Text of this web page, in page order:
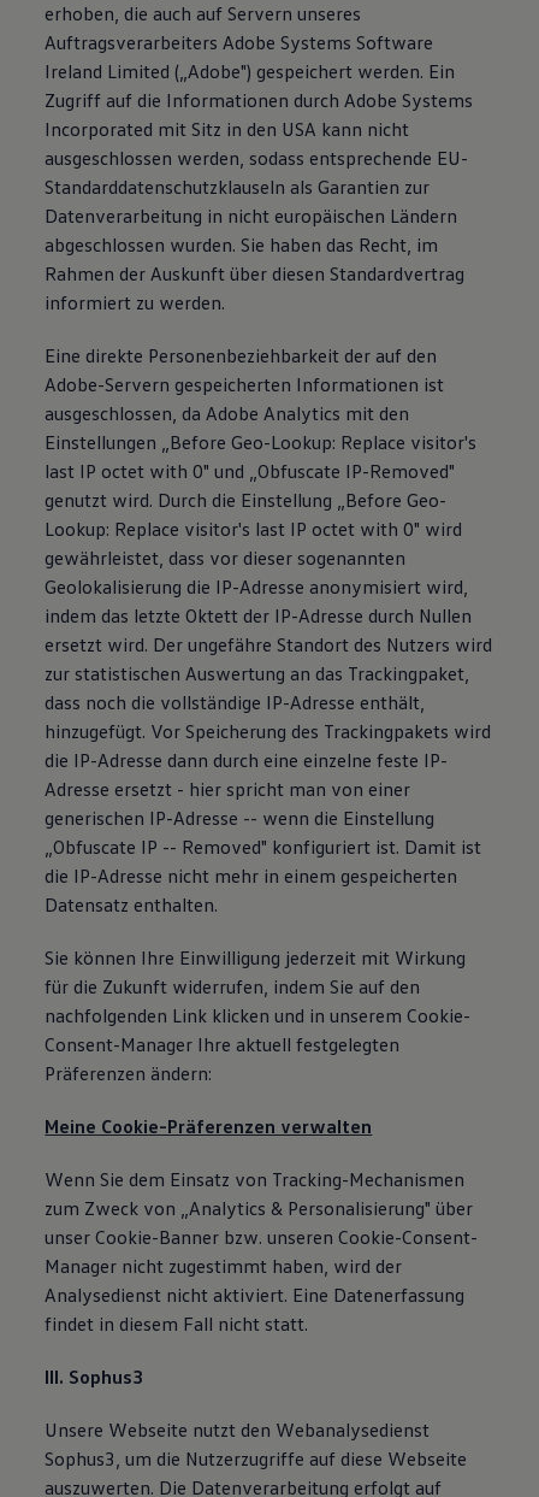
erhoben, die auch auf Servern unseres
Auftragsverarbeiters Adobe Systems Software
Ireland Limited („Adobe") gespeichert werden. Ein
Zugriff auf die Informationen durch Adobe Systems
Incorporated mit Sitz in den USA kann nicht
ausgeschlossen werden, sodass entsprechende EU-
Standarddatenschutzklauseln als Garantien zur
Datenverarbeitung in nicht europäischen Ländern
abgeschlossen wurden. Sie haben das Recht, im
Rahmen der Auskunft über diesen Standardvertrag
informiert zu werden.
Eine direkte Personenbeziehbarkeit der auf den
Adobe-Servern gespeicherten Informationen ist
ausgeschlossen, da Adobe Analytics mit den
Einstellungen „Before Geo-Lookup: Replace visitor's
last IP octet with 0" und „Obfuscate IP-Removed"
genutzt wird. Durch die Einstellung „Before Geo-
Lookup: Replace visitor's last IP octet with 0" wird
gewährleistet, dass vor dieser sogenannten
Geolokalisierung die IP-Adresse anonymisiert wird,
indem das letzte Oktett der IP-Adresse durch Nullen
ersetzt wird. Der ungefähre Standort des Nutzers wird
zur statistischen Auswertung an das Trackingpaket,
dass noch die vollständige IP-Adresse enthält,
hinzugefügt. Vor Speicherung des Trackingpakets wird
die IP-Adresse dann durch eine einzelne feste IP-
Adresse ersetzt - hier spricht man von einer
generischen IP-Adresse -- wenn die Einstellung
„Obfuscate IP -- Removed" konfiguriert ist. Damit ist
die IP-Adresse nicht mehr in einem gespeicherten
Datensatz enthalten.
Sie können Ihre Einwilligung jederzeit mit Wirkung
für die Zukunft widerrufen, indem Sie auf den
nachfolgenden Link klicken und in unserem Cookie-
Consent-Manager Ihre aktuell festgelegten
Präferenzen ändern:
Meine Cookie-Präferenzen verwalten
Wenn Sie dem Einsatz von Tracking-Mechanismen
zum Zweck von „Analytics & Personalisierung" über
unser Cookie-Banner bzw. unseren Cookie-Consent-
Manager nicht zugestimmt haben, wird der
Analysedienst nicht aktiviert. Eine Datenerfassung
findet in diesem Fall nicht statt.
III. Sophus3
Unsere Webseite nutzt den Webanalysedienst
Sophus3, um die Nutzerzugriffe auf diese Webseite
auszuwerten. Die Datenverarbeitung erfolgt auf